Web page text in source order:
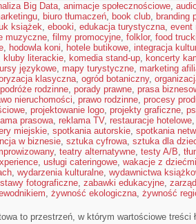
Big Data, animacje społecznościowe,
, biuro tłumaczeń, book club, branding
książek, ebooki, edukacja turystyczna, event
muzyczne, filmy promocyjne, folklor, food
, hodowla koni, hotele butikowe, integracja
kluby literackie, komedia stand-up, koncerty
językowe, mapy turystyczne, marketing
klasyczna, ogród botaniczny,
podróże rodzinne, porady prawne, prasa
nieruchomości, prawo rodzinne, procesy
, projektowanie logo, projekty graficzne,
prasowa, reklama TV, restauracje hotelowe
miejskie, spotkania autorskie, spotkania
w biznesie, sztuka cyfrowa, sztuka dla
, teatry alternatywne, testy A/B,
, usługi cateringowe, wakacje z dziećmi
, wydarzenia kulturalne, wydawnictwa
fotograficzne, zabawki edukacyjne,
, żywność ekologiczna, żywność
to przestrzeń, w którym wartościowe treści